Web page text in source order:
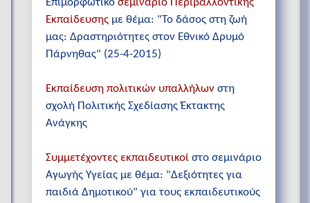
Επιμορφωτικό σεμινάριο Περιβαλλοντικής
Εκπαίδευσης με θέμα: "Το δάσος στη ζωή
μας: Δραστηριότητες στον Εθνικό Δρυμό
Πάρνηθας" (25-4-2015)
Εκπαίδευση πολιτικών υπαλλήλων στη
σχολή Πολιτικής Σχεδίασης Έκτακτης
Ανάγκης
Συμμετέχοντες εκπαιδευτικοί στο σεμινάριο
Αγωγής Υγείας με θέμα: "Δεξιότητες για
παιδιά Δημοτικού" για τους εκπαιδευτικούς